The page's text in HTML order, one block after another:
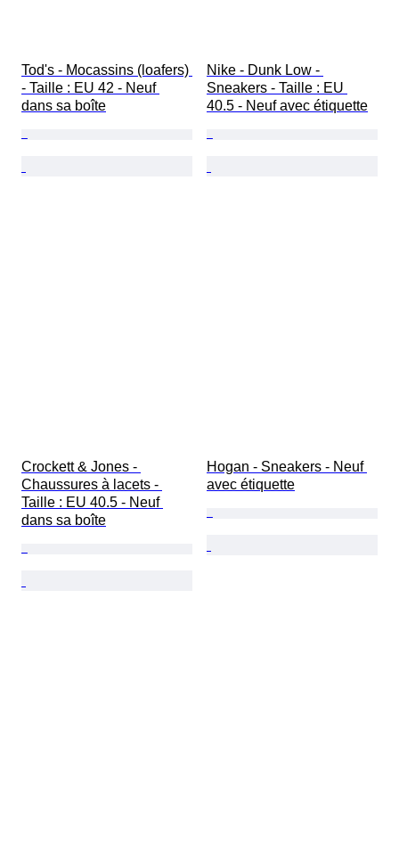
Tod's - Mocassins (loafers)
- Taille : EU 42 - Neuf
dans sa boîte
Nike - Dunk Low -
Sneakers - Taille : EU
40.5 - Neuf avec étiquette
Crockett & Jones -
Chaussures à lacets -
Taille : EU 40.5 - Neuf
dans sa boîte
Hogan - Sneakers - Neuf
avec étiquette